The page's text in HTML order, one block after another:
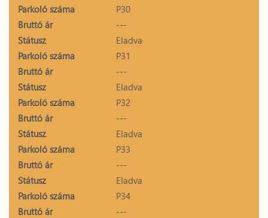
Parkoló száma
P30
Bruttó ár
---
Státusz
Eladva
Parkoló száma
P31
Bruttó ár
---
Státusz
Eladva
Parkoló száma
P32
Bruttó ár
---
Státusz
Eladva
Parkoló száma
P33
Bruttó ár
---
Státusz
Eladva
Parkoló száma
P34
Bruttó ár
---